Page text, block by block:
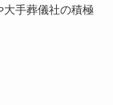
手葬儀社の積極